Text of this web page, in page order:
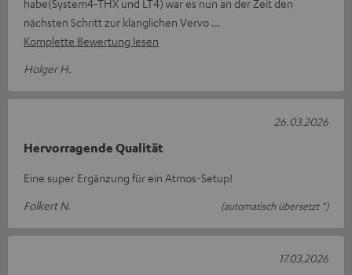
habe(System4-THX und LT4) war es nun an der Zeit den
nächsten Schritt zur klanglichen Vervo
Komplette Bewertung lesen
Holger H.
Hervorragende Qualität
Eine super Ergänzung für ein Atmos-Setup!
Folkert N.
(automatisch übersetzt *)
26.03.2026
17.03.2026